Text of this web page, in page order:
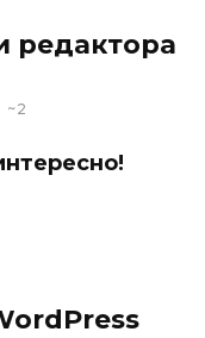
редактора